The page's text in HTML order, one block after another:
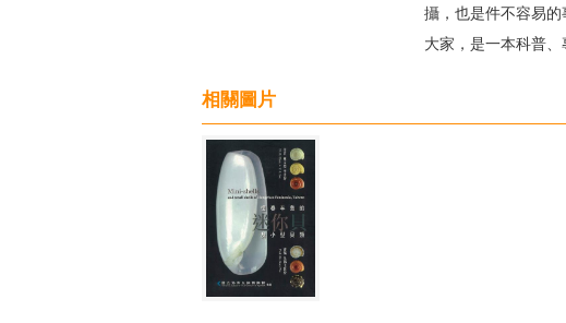
攝，也是件不容易
大家，是一本科普、
相關圖片